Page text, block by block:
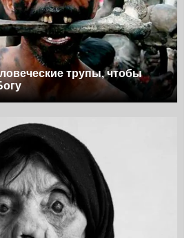
трупы, чтобы